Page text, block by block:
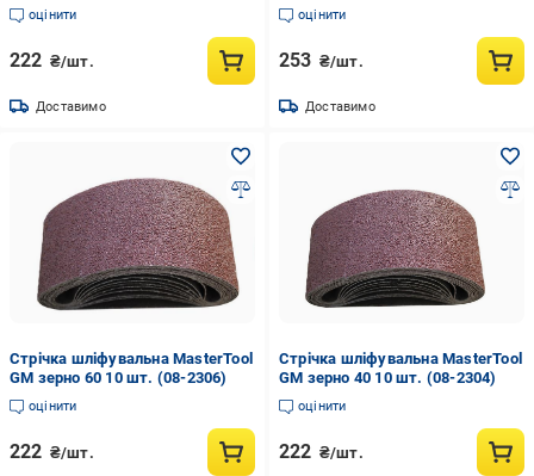
оцінити
222 ₴/шт.
Доставимо
оцінити
253 ₴/шт.
Доставимо
Стрічка шліфувальна MasterTool
GM зерно 60 10 шт. (08-2306)
оцінити
222 ₴/шт.
Стрічка шліфувальна MasterTool
GM зерно 40 10 шт. (08-2304)
оцінити
222 ₴/шт.